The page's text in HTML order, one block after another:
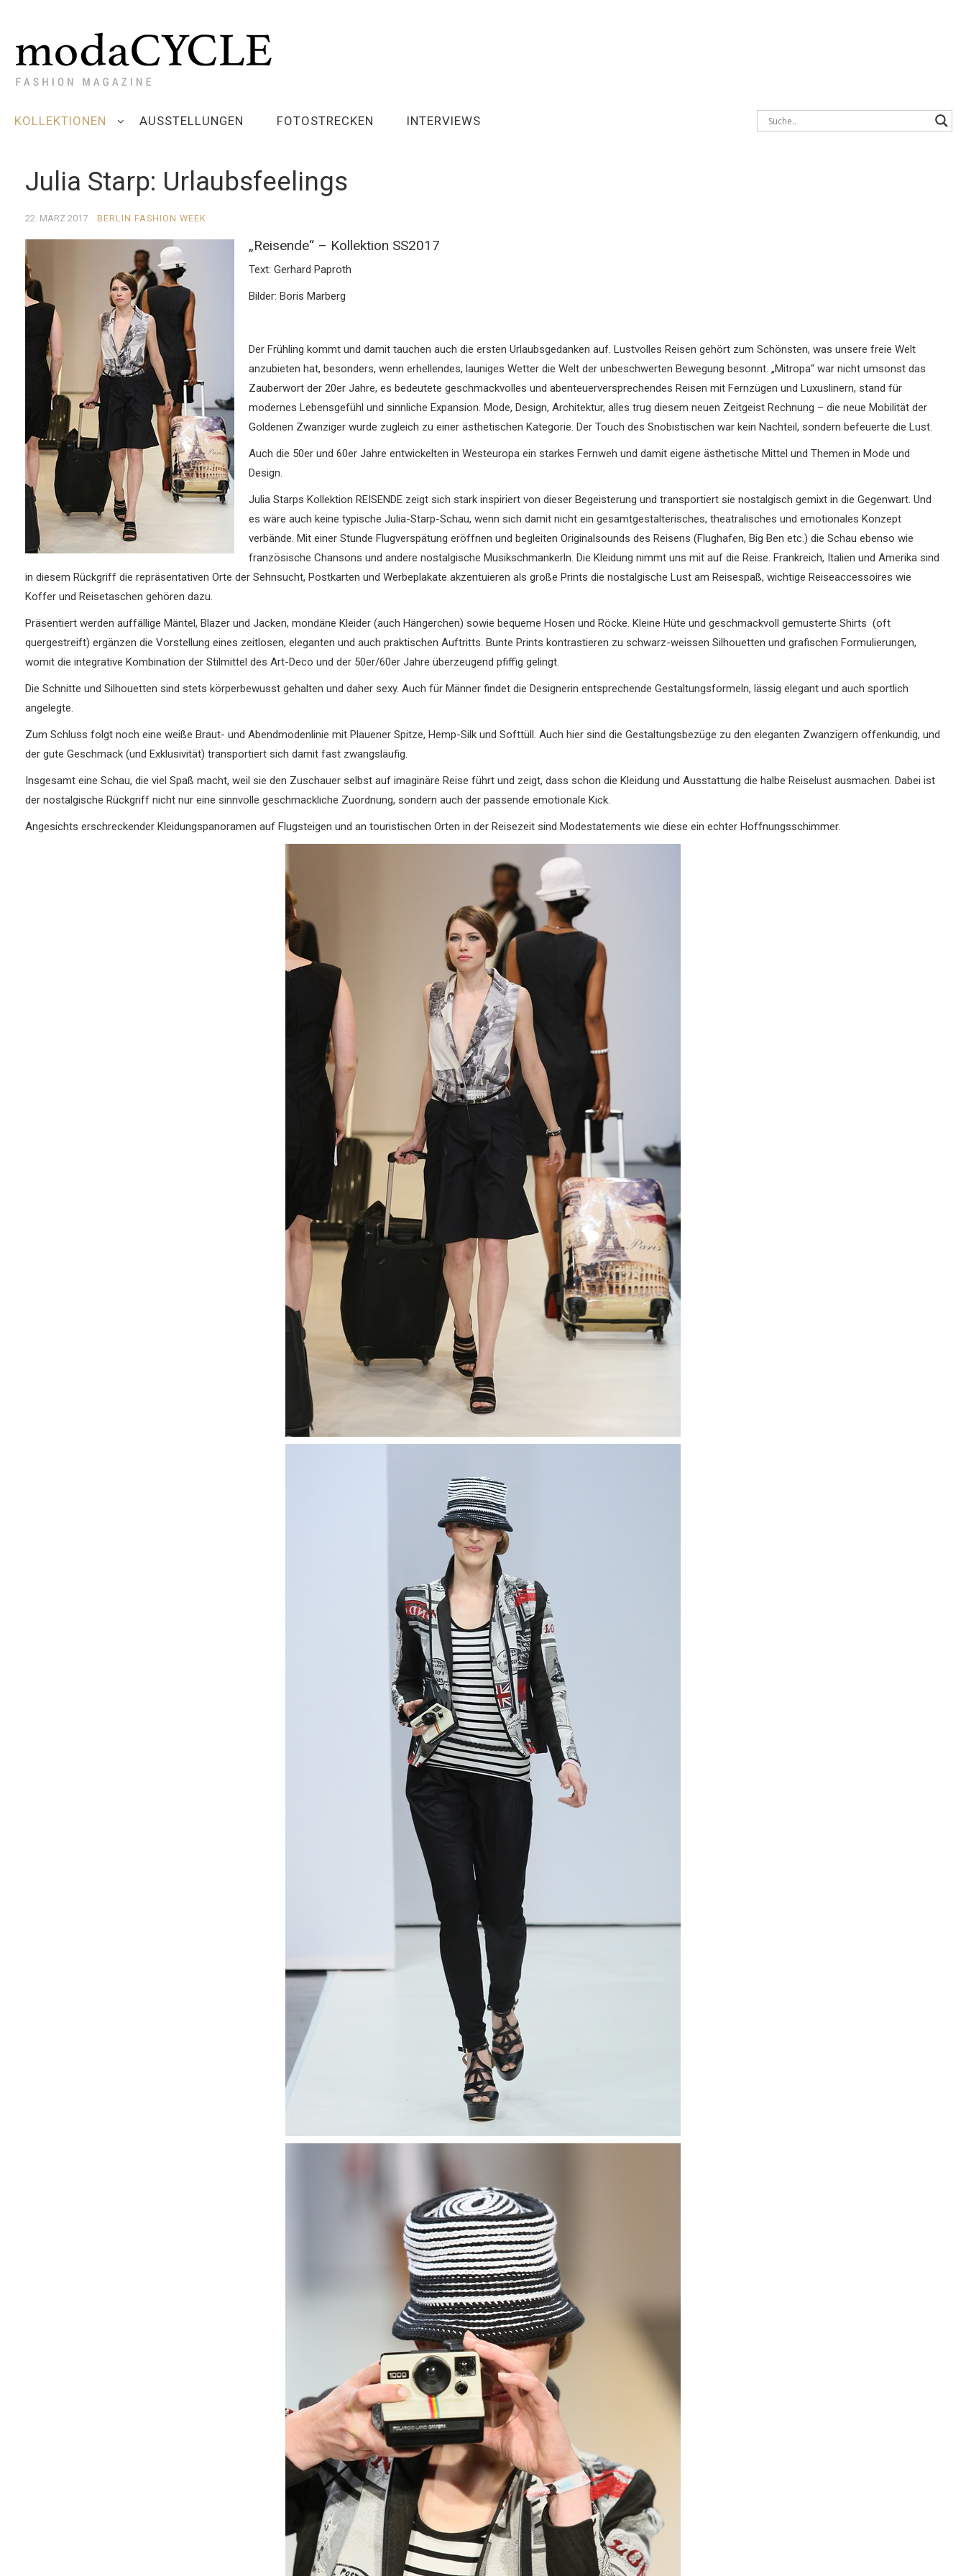
KOLLEKTIONEN AUSSTELLUNGEN FOTOSTRECKEN INTERVIEWS
Julia Starp: Urlaubsfeelings
22. MÄRZ 2017 BERLIN FASHION WEEK
„Reisende“ – Kollektion SS2017
Text: Gerhard Paproth
Bilder: Boris Marberg
Der Frühling kommt und damit tauchen auch die ersten Urlaubsgedanken auf. Lustvolles Reisen gehört zum Schönsten, was unsere freie Welt
anzubieten hat, besonders, wenn erhellendes, launiges Wetter die Welt der unbeschwerten Bewegung besonnt. „Mitropa“ war nicht umsonst das
Zauberwort der 20er Jahre, es bedeutete geschmackvolles und abenteuerversprechendes Reisen mit Fernzügen und Luxuslinern, stand für
modernes Lebensgefühl und sinnliche Expansion. Mode, Design, Architektur, alles trug diesem neuen Zeitgeist Rechnung – die neue Mobilität der
Goldenen Zwanziger wurde zugleich zu einer ästhetischen Kategorie. Der Touch des Snobistischen war kein Nachteil, sondern befeuerte die Lust.
Auch die 50er und 60er Jahre entwickelten in Westeuropa ein starkes Fernweh und damit eigene ästhetische Mittel und Themen in Mode und
Design.
Julia Starps Kollektion REISENDE zeigt sich stark inspiriert von dieser Begeisterung und transportiert sie nostalgisch gemixt in die Gegenwart. Und
es wäre auch keine typische Julia-Starp-Schau, wenn sich damit nicht ein gesamtgestalterisches, theatralisches und emotionales Konzept
verbände. Mit einer Stunde Flugverspätung eröffnen und begleiten Originalsounds des Reisens (Flughafen, Big Ben etc.) die Schau ebenso wie
französische Chansons und andere nostalgische Musikschmankerln. Die Kleidung nimmt uns mit auf die Reise. Frankreich, Italien und Amerika sind
in diesem Rückgriff die repräsentativen Orte der Sehnsucht, Postkarten und Werbeplakate akzentuieren als große Prints die nostalgische Lust am Reisespaß, wichtige Reiseaccessoires wie
Koffer und Reisetaschen gehören dazu.
Präsentiert werden auffällige Mäntel, Blazer und Jacken, mondäne Kleider (auch Hängerchen) sowie bequeme Hosen und Röcke. Kleine Hüte und geschmackvoll gemusterte Shirts (oft
quergestreift) ergänzen die Vorstellung eines zeitlosen, eleganten und auch praktischen Auftritts. Bunte Prints kontrastieren zu schwarz-weissen Silhouetten und grafischen Formulierungen,
womit die integrative Kombination der Stilmittel des Art-Deco und der 50er/60er Jahre überzeugend pfiffig gelingt.
Die Schnitte und Silhouetten sind stets körperbewusst gehalten und daher sexy. Auch für Männer findet die Designerin entsprechende Gestaltungsformeln, lässig elegant und auch sportlich
angelegte.
Zum Schluss folgt noch eine weiße Braut- und Abendmodenlinie mit Plauener Spitze, Hemp-Silk und Softtüll. Auch hier sind die Gestaltungsbezüge zu den eleganten Zwanzigern offenkundig, und
der gute Geschmack (und Exklusivität) transportiert sich damit fast zwangsläufig.
Insgesamt eine Schau, die viel Spaß macht, weil sie den Zuschauer selbst auf imaginäre Reise führt und zeigt, dass schon die Kleidung und Ausstattung die halbe Reiselust ausmachen. Dabei ist
der nostalgische Rückgriff nicht nur eine sinnvolle geschmackliche Zuordnung, sondern auch der passende emotionale Kick.
Angesichts erschreckender Kleidungspanoramen auf Flugsteigen und an touristischen Orten in der Reisezeit sind Modestatements wie diese ein echter Hoffnungsschimmer.